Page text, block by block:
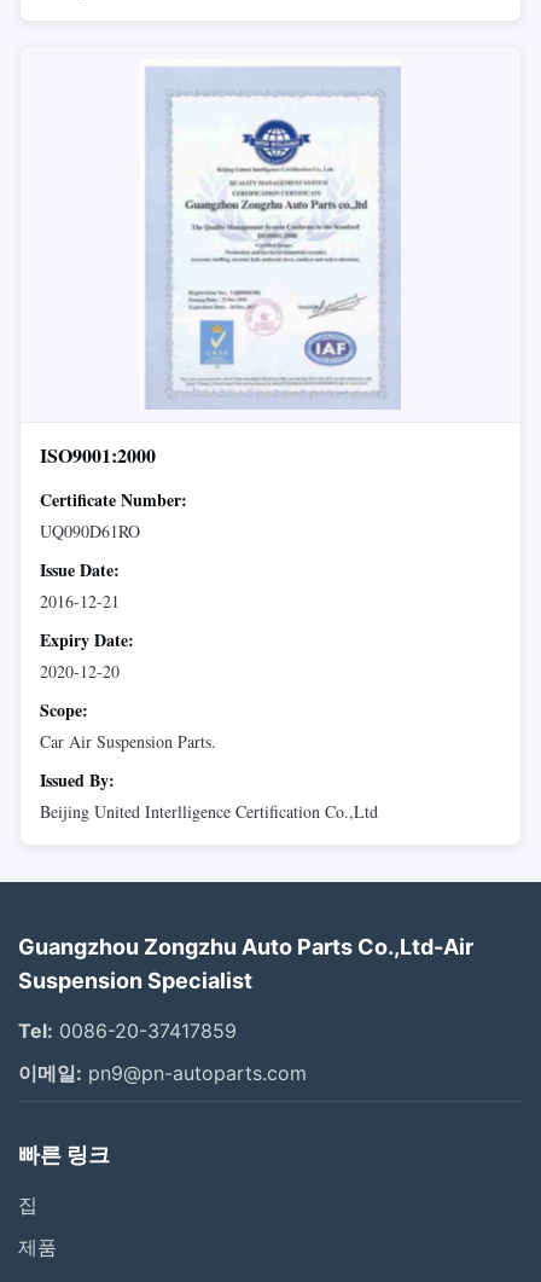
ISO9001:2000
Certificate Number:
UQ090D61RO
Issue Date:
2016-12-21
Expiry Date:
2020-12-20
Scope:
Car Air Suspension Parts.
Issued By:
Beijing United Interlligence Certification Co.,Ltd
Guangzhou Zongzhu Auto Parts Co.,Ltd-Air
Suspension Specialist
Tel: 0086-20-37417859
이메일: pn9@pn-autoparts.com
빠른 링크
집
제품